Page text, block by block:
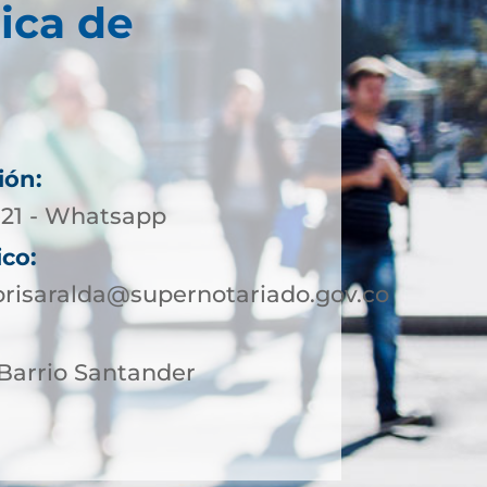
de
21 - Whatsapp
Santander